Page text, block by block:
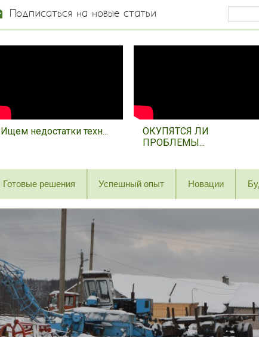
Подписаться на новые статьи
Ищем недостатки техн...
ОКУПЯТСЯ ЛИ
ПРОБЛЕМЫ...
Готовые решения Успешный опыт Новации